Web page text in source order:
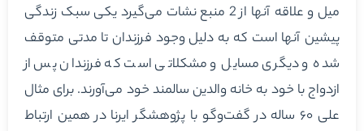
میل و علاقه آنها از 2 منبع نشات می‌گیرد یکی سبک زندگی
پیشین آنها است که به دلیل وجود فرزندان تا مدتی متوقف
شده و دیگری مسایل و مشکلاتی است که فرزندان پس از
ازدواج با خود به خانه والدین سالمند خود می‌آورند. برای مثال
علی ۶۰ ساله در گفت‌وگو با پژوهشگر ایرنا در همین ارتباط